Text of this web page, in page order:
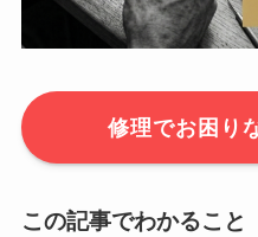
修理でお困り
この記事でわかること